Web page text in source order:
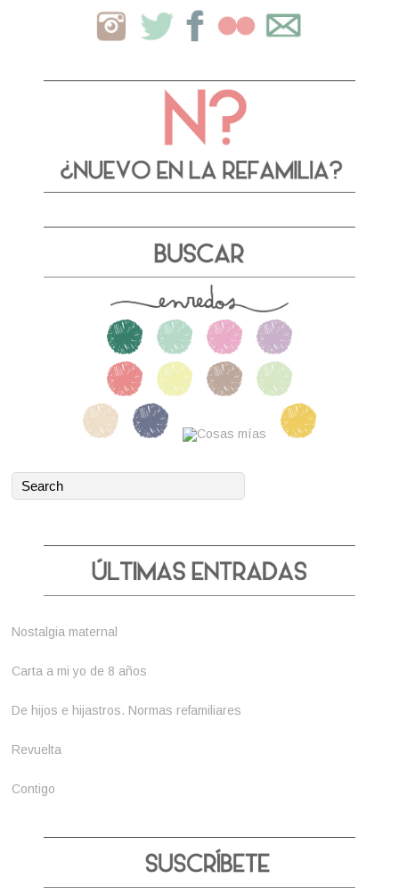
Nostalgia maternal
Carta a mi yo de 8 años
De hijos e hijastros. Normas refamiliares
Revuelta
Contigo